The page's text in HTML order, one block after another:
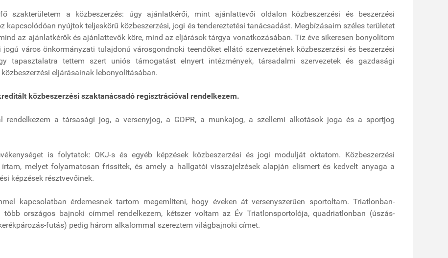
szakterületem a közbeszerzés: úgy ajánlatkérői, mint ajánlattevői oldalon közbeszerzési és beszerzési
kapcsolódóan nyújtok teljeskörű közbeszerzési, jogi és tendereztetési tanácsadást. Megbízásaim széles területet
az ajánlatkérők és ajánlattevők köre, mind az eljárások tárgya vonatkozásában. Tíz éve sikeresen bonyolítom
jogú város önkormányzati tulajdonú városgondnoki teendőket ellátó szervezetének közbeszerzési és beszerzési
tapasztalatra tettem szert uniós támogatást elnyert intézmények, társadalmi szervezetek és gazdasági
eljárásainak lebonyolításában.
közbeszerzési szaktanácsadó regisztrációval rendelkezem.
rendelkezem a társasági jog, a versenyjog, a GDPR, a munkajog, a szellemi alkotások joga és a sportjog
is folytatok: OKJ-s és egyéb képzések közbeszerzési és jogi modulját oktatom. Közbeszerzési
írtam, melyet folyamatosan frissítek, és amely a hallgatói visszajelzések alapján elismert és kedvelt anyaga a
képzések résztvevőinek.
kapcsolatban érdemesnek tartom megemlíteni, hogy éveken át versenyszerűen sportoltam. Triatlonban-
több országos bajnoki címmel rendelkezem, kétszer voltam az Év Triatlonsportolója, quadriatlonban (úszás-
futás) pedig három alkalommal szereztem világbajnoki címet.